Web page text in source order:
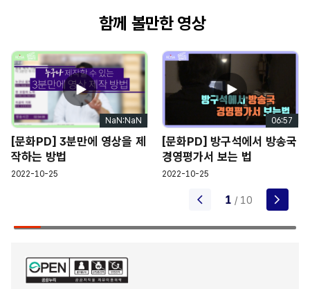
d
e
o
그리고 지금까지 있었던 국가적으로 중요한 행사 사진과,
홍보 사진들이 있어
이 외에도 무수히 많은 자료들이 영상, 음성, 사진 등으로
아주 다양하게 정리되어 있는 곳이야
M. 영상들이 주제별로 시대별로 아주 많이 나뉘어져 있어서
너무 보기 편해~ 실감나는 역사 공부 완전 핸썸~
H. 그리고 그거 알아? 이곳은 영상만 있는게 아니라고 여기
사진관을 한번 봐볼래?
M. photo?
H. 이곳에는 국가적으로 아주 중요한 일이 있었던 행사
외국인들에게 한국을 소개하고 홍보할 수 있는
그리고 이 외에도 대통령기록사진, 정부기록사진집 등이
있는데 역시 디지털아카이브라 그런지 모든 사진들이 찾기
함께 볼만한 영상
NaN:NaN
[문화PD] 3분만에 영상을 제
작하는 방법
2022-10-25
06:57
[문화PD] 방구석에서 방송국
경영평가서 보는 법
2022-10-25
arrow_back_ios_new 1 / 10 arrow_forward_ios